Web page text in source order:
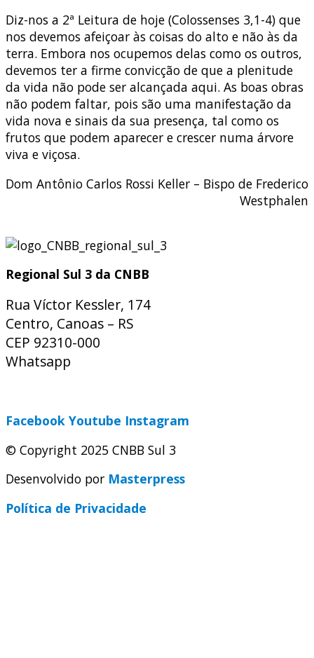
Diz-nos a 2ª Leitura de hoje (Colossenses 3,1-4) que
nos devemos afeiçoar às coisas do alto e não às da
terra. Embora nos ocupemos delas como os outros,
devemos ter a firme convicção de que a plenitude
da vida não pode ser alcançada aqui. As boas obras
não podem faltar, pois são uma manifestação da
vida nova e sinais da sua presença, tal como os
frutos que podem aparecer e crescer numa árvore
viva e viçosa.
Dom Antônio Carlos Rossi Keller – Bispo de Frederico
Westphalen
Regional Sul 3 da CNBB
Rua Víctor Kessler, 174
Centro, Canoas – RS
CEP 92310-000
Whatsapp
Facebook Youtube Instagram
© Copyright 2025 CNBB Sul 3
Desenvolvido por Masterpress
Política de Privacidade